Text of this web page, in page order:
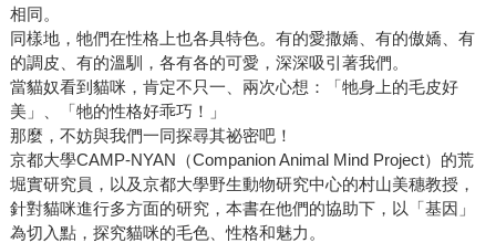
相同。
同樣地，牠們在性格上也各具特色。有的愛撒嬌、有的傲嬌、有
的調皮、有的溫馴，各有各的可愛，深深吸引著我們。
當貓奴看到貓咪，肯定不只一、兩次心想：「牠身上的毛皮好
美」、「牠的性格好乖巧！」
那麼，不妨與我們一同探尋其祕密吧！
京都大學CAMP-NYAN（Companion Animal Mind Project）的荒
堀實研究員，以及京都大學野生動物研究中心的村山美穗教授，
針對貓咪進行多方面的研究，本書在他們的協助下，以「基因」
為切入點，探究貓咪的毛色、性格和魅力。